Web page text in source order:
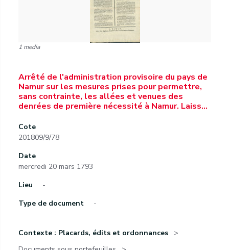
1 media
Arrêté de l'administration provisoire du pays de
Namur sur les mesures prises pour permettre,
sans contrainte, les allées et venues des
denrées de première nécessité à Namur. Laiss…
Cote
201809/9/78
Date
mercredi 20 mars 1793
Lieu
-
Type de document
-
Contexte : Placards, édits et ordonnances